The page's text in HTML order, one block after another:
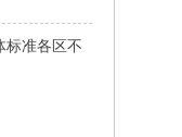
标准各区不